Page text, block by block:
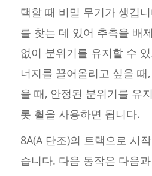
택할 때 비밀 무기가 생깁
를 찾는 데 있어 추측을 배
없이 분위기를 유지할 수
너지를 끌어올리고 싶을
을 때, 안정된 분위기를 유
롯 휠을 사용하면 됩니다.
8A(A 단조)의 트랙으로 시
습니다. 다음 동작은 다음